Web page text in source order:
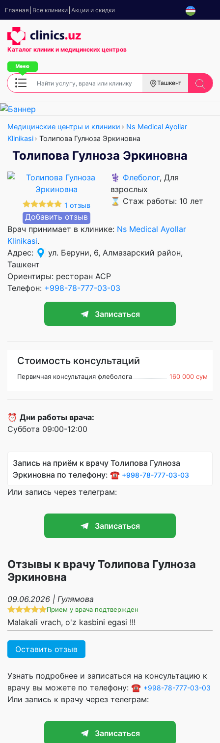
Главная Все клиники Акции и скидки
Каталог клиник и медицинских центров
Ташкент
Медицинские центры и клиники
Ns Medical Ayollar
Klinikasi
Толипова Гулноза Эркиновна
Толипова Гулноза Эркиновна
1 отзыв
Добавить отзыв
⚕️ Флеболог, Для
взрослых
⌛ Стаж работы: 10 лет
Врач принимает в клинике: Ns Medical Ayollar
Klinikasi.
Адрес:
ул. Беруни, 6, Алмазарский район,
Ташкент
Ориентиры: ресторан АСР
Телефон: +998-78-777-03-03
Записаться
Стоимость консультаций
Первичная консультация флеболога 160 000 сум
⏰ Дни работы врача:
Суббота 09:00-12:00
Запись на приём к врачу Толипова Гулноза
Эркиновна по телефону: ☎️ +998-78-777-03-03
Или запись через телеграм:
Записаться
Отзывы к врачу Толипова Гулноза
Эркиновна
09.06.2026 | Гулямова
Прием у врача подтвержден
Malakali vrach, o'z kasbini egasi !!!
Оставить отзыв
Узнать подробнее и записаться на консультацию к
врачу вы можете по телефону: ☎️ +998-78-777-03-03
Или запись к врачу через телеграм:
Записаться